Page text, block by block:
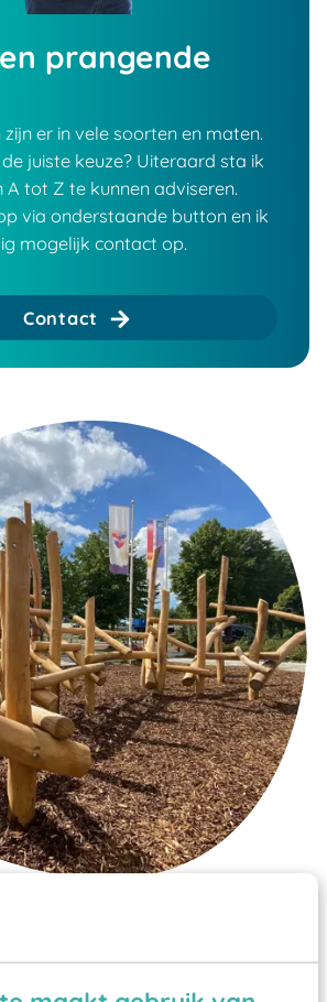
prangende
er in vele soorten en maten.
juiste keuze? Uiteraard sta ik
tot Z te kunnen adviseren.
via onderstaande button en ik
mogelijk contact op.
Contact
van 1,5 meter een speciale
onder speeltoestellen verplicht is